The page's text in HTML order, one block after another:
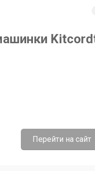
Перейти на сайт